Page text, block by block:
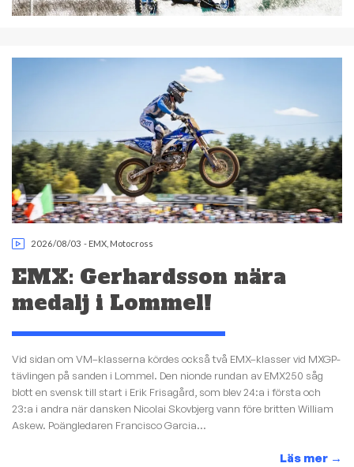
2026/08/03 - EMX Motocross
EMX: Gerhardsson nära
medalj i Lommel!
Vid sidan om VM–klasserna kördes också två EMX–klasser vid MXGP-
tävlingen på sanden i Lommel. Den nionde rundan av EMX250 såg
blott en svensk till start i Erik Frisagård, som blev 24:a i första och
23:a i andra när dansken Nicolai Skovbjerg vann före britten William
Askew. Poängledaren Francisco Garcia...
Läs mer →